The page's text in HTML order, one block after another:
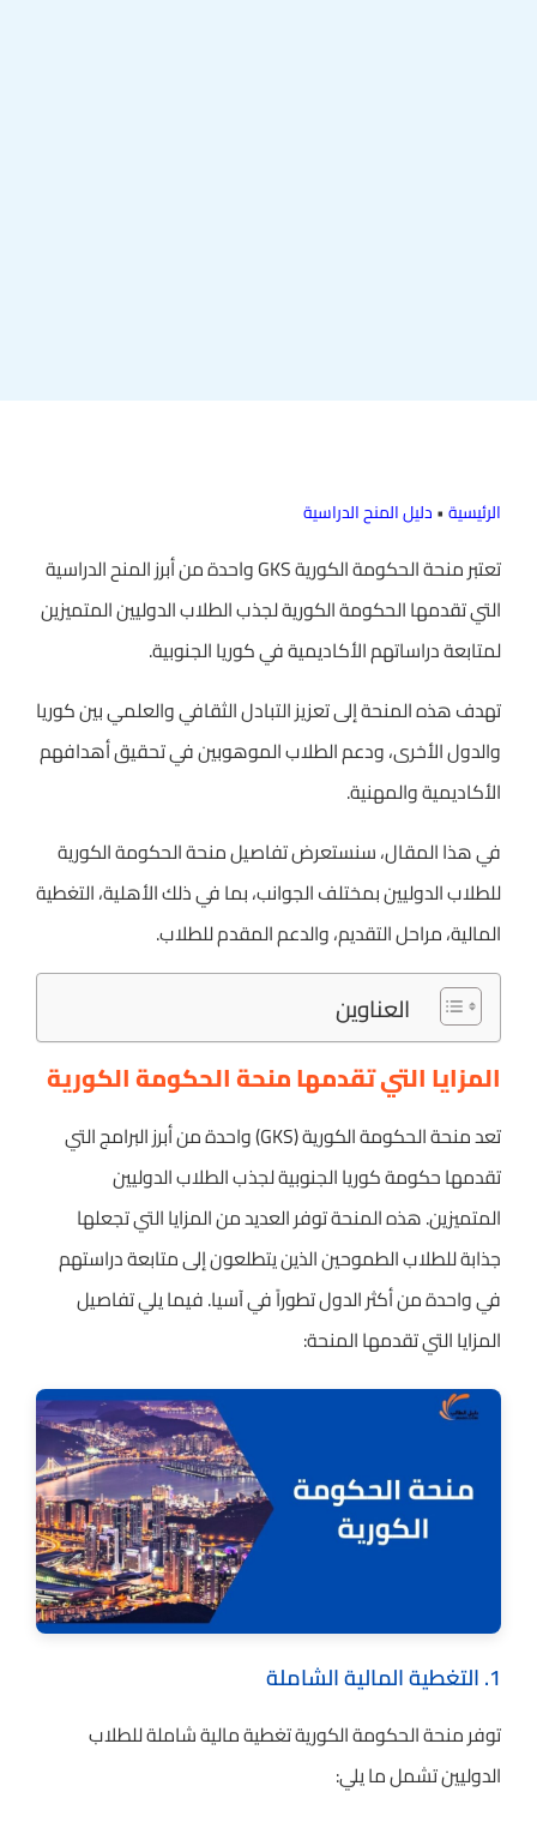
الرئيسية•دليل المنح الدراسية
تعتبر منحة الحكومة الكورية GKS واحدة من أبرز المنح الدراسية
التي تقدمها الحكومة الكورية لجذب الطلاب الدوليين المتميزين
لمتابعة دراساتهم الأكاديمية في كوريا الجنوبية.
تهدف هذه المنحة إلى تعزيز التبادل الثقافي والعلمي بين كوريا
والدول الأخرى، ودعم الطلاب الموهوبين في تحقيق أهدافهم
الأكاديمية والمهنية.
في هذا المقال، سنستعرض تفاصيل منحة الحكومة الكورية
للطلاب الدوليين بمختلف الجوانب، بما في ذلك الأهلية، التغطية
المالية، مراحل التقديم، والدعم المقدم للطلاب.
العناوين
المزايا التي تقدمها منحة الحكومة الكورية
تعد منحة الحكومة الكورية (GKS) واحدة من أبرز البرامج التي
تقدمها حكومة كوريا الجنوبية لجذب الطلاب الدوليين
المتميزين. هذه المنحة توفر العديد من المزايا التي تجعلها
جذابة للطلاب الطموحين الذين يتطلعون إلى متابعة دراستهم
في واحدة من أكثر الدول تطوراً في آسيا. فيما يلي تفاصيل
المزايا التي تقدمها المنحة:
1. التغطية المالية الشاملة
توفر منحة الحكومة الكورية تغطية مالية شاملة للطلاب
الدوليين تشمل ما يلي: